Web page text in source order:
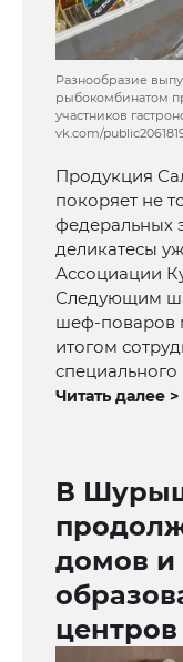
Разнообразие
рыбокомбинатом
участников
vk.com/
Продукция
покоряет не
федеральных
деликатесы
Ассоциации
Следующим
шеф-поваров
итогом
специального
Читать далее >
В
домов и
центров